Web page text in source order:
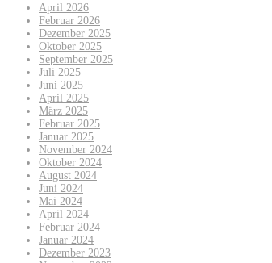
April 2026
Februar 2026
Dezember 2025
Oktober 2025
September 2025
Juli 2025
Juni 2025
April 2025
März 2025
Februar 2025
Januar 2025
November 2024
Oktober 2024
August 2024
Juni 2024
Mai 2024
April 2024
Februar 2024
Januar 2024
Dezember 2023